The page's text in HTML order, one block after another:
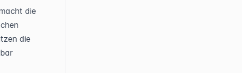
die
die